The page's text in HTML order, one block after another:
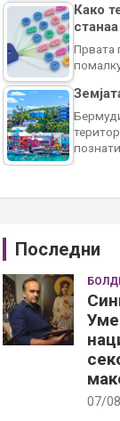
Како
Првата
Последни
07/